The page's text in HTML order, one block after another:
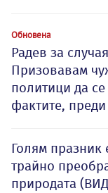
Обновена
Радев за
Призовавам
политици да се
фактите,
Голям празник
трайно
природата